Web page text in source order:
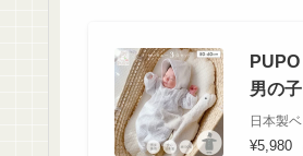
男の
日本製
¥5,980